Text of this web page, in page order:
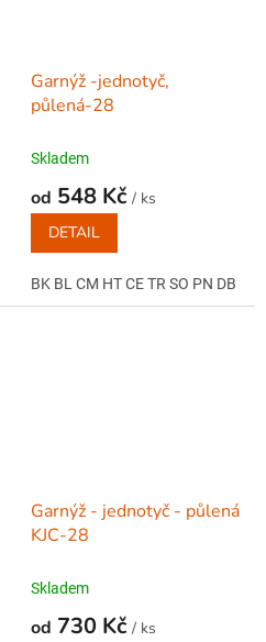
Garnýž -jednotyč,
půlená-28
Skladem
od 548 Kč / ks
DETAIL
BK BL CM HT CE TR SO PN DB
Garnýž - jednotyč - půlená
KJC-28
Skladem
od 730 Kč / ks